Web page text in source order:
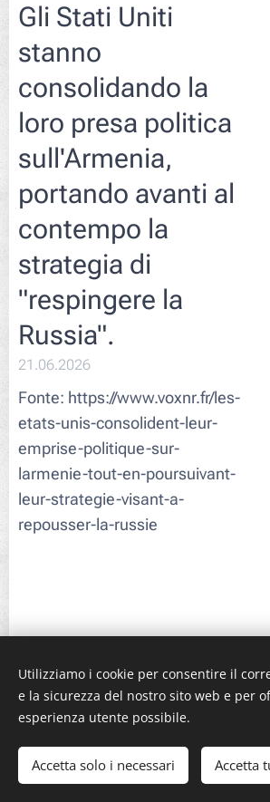
Gli Stati Uniti
stanno
consolidando la
loro presa politica
sull'Armenia,
portando avanti al
contempo la
strategia di
"respingere la
Russia".
21.06.2026
Fonte: https://www.voxnr.fr/les-
etats-unis-consolident-leur-
emprise-politique-sur-
larmenie-tout-en-poursuivant-
leur-strategie-visant-a-
repousser-la-russie
Utilizziamo i cookie per consentire il
e la sicurezza del nostro sito web e per
esperienza utente possibile.
Accetta solo i necessari Accetta